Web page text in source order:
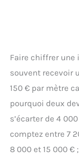
Faire chiffrer une
souvent recevoir
150 € par mètre
pourquoi deux
s’écarter de 4
comptez entre 7
8 000 et 15 000 €